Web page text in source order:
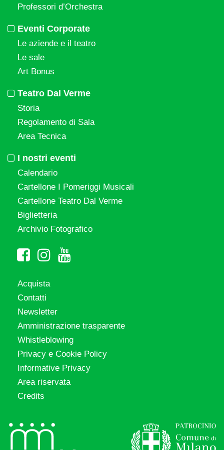
Professori d’Orchestra
Eventi Corporate
Le aziende e il teatro
Le sale
Art Bonus
Teatro Dal Verme
Storia
Regolamento di Sala
Area Tecnica
I nostri eventi
Calendario
Cartellone I Pomeriggi Musicali
Cartellone Teatro Dal Verme
Biglietteria
Archivio Fotografico
Acquista
Contatti
Newsletter
Amministrazione trasparente
Whistleblowing
Privacy e Cookie Policy
Informative Privacy
Area riservata
Credits